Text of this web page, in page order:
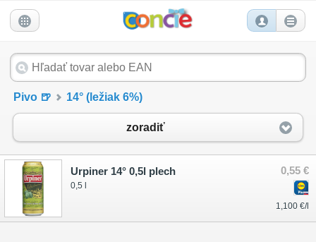
Pivo 🍺 14° (ležiak 6%)
zoradiť
0,55 €
1,100 €/l
Urpiner 14° 0,5l plech
0,5 l